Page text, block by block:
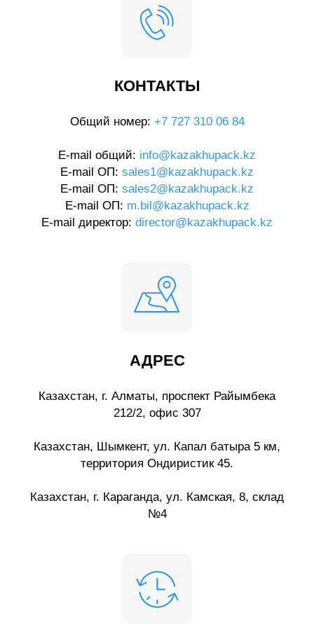
КОНТАКТЫ
Общий номер: +7 727 310 06 84
E-mail общий: info@kazakhupack.kz
E-mail ОП: sales1@kazakhupack.kz
E-mail ОП: sales2@kazakhupack.kz
E-mail ОП: m.bil@kazakhupack.kz
E-mail директор: director@kazakhupack.kz
АДРЕС
Казахстан, г. Алматы, проспект Райымбека
212/2, офис 307
Казахстан, Шымкент, ул. Капал батыра 5 км,
территория Ондиристик 45.
Казахстан, г. Караганда, ул. Камская, 8, склад
№4